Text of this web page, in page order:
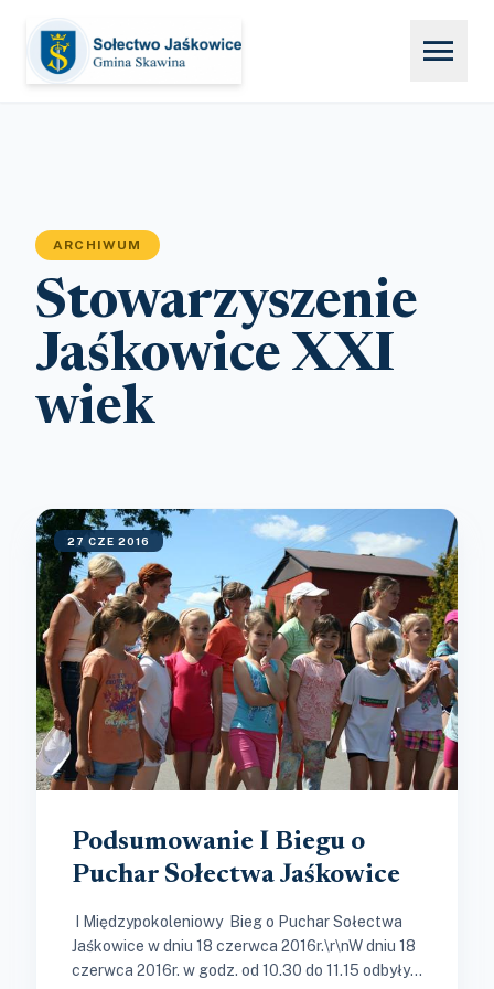
menu
ARCHIWUM
Stowarzyszenie
Jaśkowice XXI
wiek
27 CZE 2016
Podsumowanie I Biegu o
Puchar Sołectwa Jaśkowice
I Międzypokoleniowy Bieg o Puchar Sołectwa
Jaśkowice w dniu 18 czerwca 2016r.\r\nW dniu 18
czerwca 2016r. w godz. od 10.30 do 11.15 odbyły